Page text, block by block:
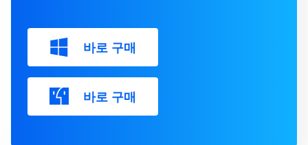
바로 구매
바로 구매